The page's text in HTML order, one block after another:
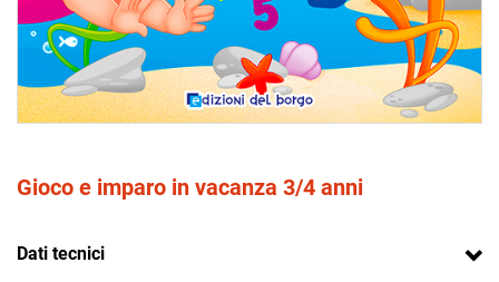
Gioco e imparo in vacanza 3/4 anni
Dati tecnici